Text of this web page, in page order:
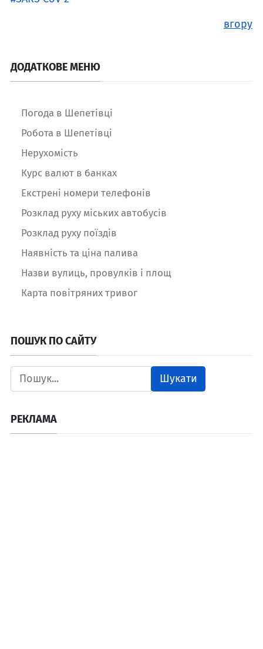
вгору
ДОДАТКОВЕ МЕНЮ
Погода в Шепетівці
Робота в Шепетівці
Нерухомість
Курс валют в банках
Екстрені номери телефонів
Розклад руху міських автобусів
Розклад руху поїздів
Наявність та ціна палива
Назви вулиць, провулків і площ
Карта повітряних тривог
ПОШУК ПО САЙТУ
Шукати
РЕКЛАМА